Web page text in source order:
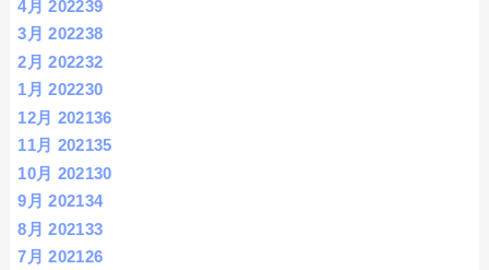
4月 202239
3月 202238
2月 202232
1月 202230
12月 202136
11月 202135
10月 202130
9月 202134
8月 202133
7月 202126